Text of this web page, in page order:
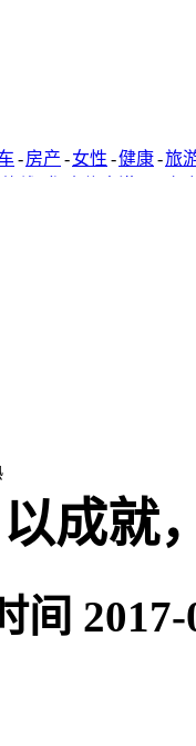
-房产 -女性 -健康-旅
以成就
间